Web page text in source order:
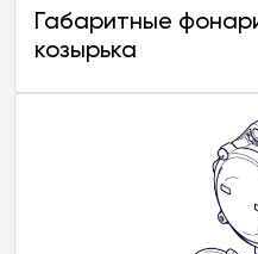
Габаритные
козырька